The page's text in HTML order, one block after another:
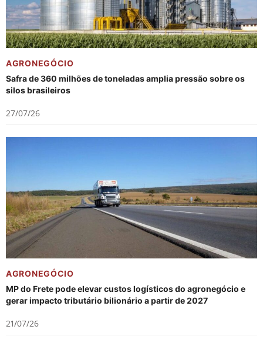
AGRONEGÓCIO
Safra de 360 milhões de toneladas amplia pressão sobre os
silos brasileiros
27/07/26
AGRONEGÓCIO
MP do Frete pode elevar custos logísticos do agronegócio e
gerar impacto tributário bilionário a partir de 2027
21/07/26